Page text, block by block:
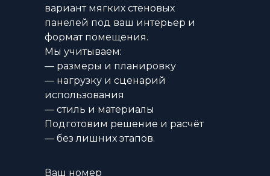
вариант мягких стеновых
панелей под ваш интерьер и
формат помещения.
Мы учитываем:
— размеры и планировку
— нагрузку и сценарий
использования
— стиль и материалы
Подготовим решение и расчёт
— без лишних этапов.
Ваш номер